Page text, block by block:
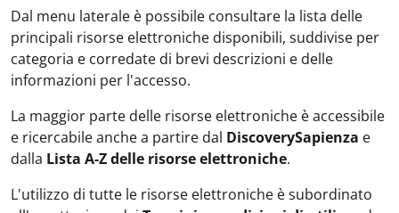
Dal menu laterale è possibile consultare la lista delle
principali risorse elettroniche disponibili, suddivise per
categoria e corredate di brevi descrizioni e delle
informazioni per l'accesso.
La maggior parte delle risorse elettroniche è accessibile
e ricercabile anche a partire dal DiscoverySapienza e
dalla Lista A-Z delle risorse elettroniche.
L'utilizzo di tutte le risorse elettroniche è subordinato